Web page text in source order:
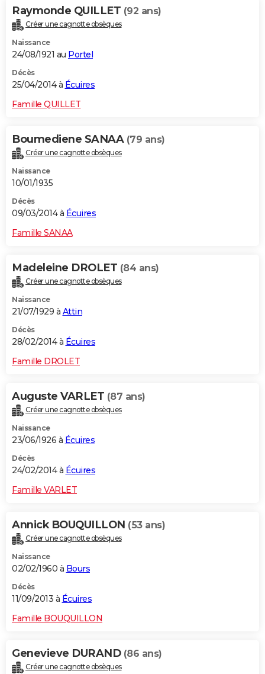
Raymonde QUILLET (92 ans)
Créer une cagnotte obsèques
Naissance
24/08/1921 au Portel
Décès
25/04/2014 à Écuires
Famille QUILLET
Boumediene SANAA (79 ans)
Créer une cagnotte obsèques
Naissance
10/01/1935
Décès
09/03/2014 à Écuires
Famille SANAA
Madeleine DROLET (84 ans)
Créer une cagnotte obsèques
Naissance
21/07/1929 à Attin
Décès
28/02/2014 à Écuires
Famille DROLET
Auguste VARLET (87 ans)
Créer une cagnotte obsèques
Naissance
23/06/1926 à Écuires
Décès
24/02/2014 à Écuires
Famille VARLET
Annick BOUQUILLON (53 ans)
Créer une cagnotte obsèques
Naissance
02/02/1960 à Bours
Décès
11/09/2013 à Écuires
Famille BOUQUILLON
Genevieve DURAND (86 ans)
Créer une cagnotte obsèques